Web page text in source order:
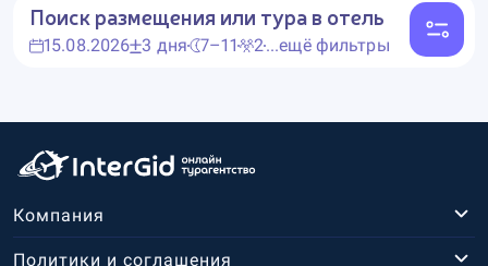
Поиск размещения или тура в отель
15.08.2026 3 дня 7–11 2...ещё фильтры
Компания
Политики и соглашения